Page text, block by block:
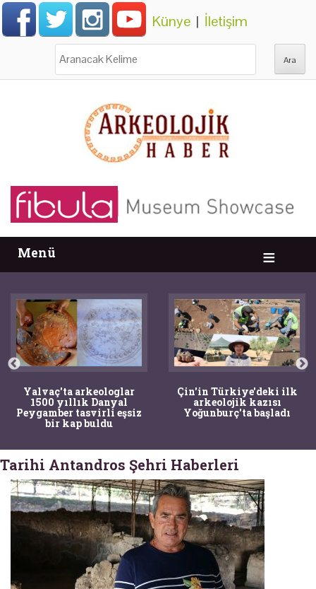
Künye | İletişim
Menü
Yalvaç'ta arkeologlar
1500 yıllık Danyal
Peygamber tasvirli eşsiz
bir kap buldu
Çin'in Türkiye'deki ilk
arkeolojik kazısı
Yoğunburç'ta başladı
Tarihi Antandros Şehri Haberleri